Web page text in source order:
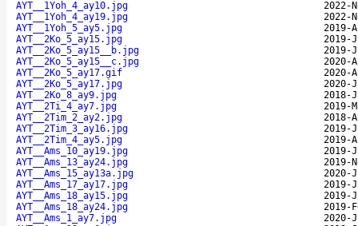
AYT__1Yoh_4_ay10.jpg
2022-
AYT__1Yoh_4_ay19.jpg
2022-
AYT__1Yoh_5_ay5.jpg
2019-
AYT__2Ko_5_ay15.jpg
2019-
AYT__2Ko_5_ay15__b.jpg
2019-
AYT__2Ko_5_ay15__c.jpg
2020-
AYT__2Ko_5_ay17.gif
2020-
AYT__2Ko_5_ay17.jpg
2020-
AYT__2Ko_8_ay9.jpg
2018-
AYT__2Ti_4_ay7.jpg
2019-
AYT__2Tim_2_ay2.jpg
2018-
AYT__2Tim_3_ay16.jpg
2019-
AYT__2Tim_4_ay5.jpg
2019-
AYT__Ams_10_ay19.jpg
2019-
AYT__Ams_13_ay24.jpg
2019-
AYT__Ams_15_ay13a.jpg
2020-
AYT__Ams_17_ay17.jpg
2019-
AYT__Ams_18_ay15.jpg
2019-
AYT__Ams_18_ay24.jpg
2019-
AYT__Ams_1_ay7.jpg
2020-